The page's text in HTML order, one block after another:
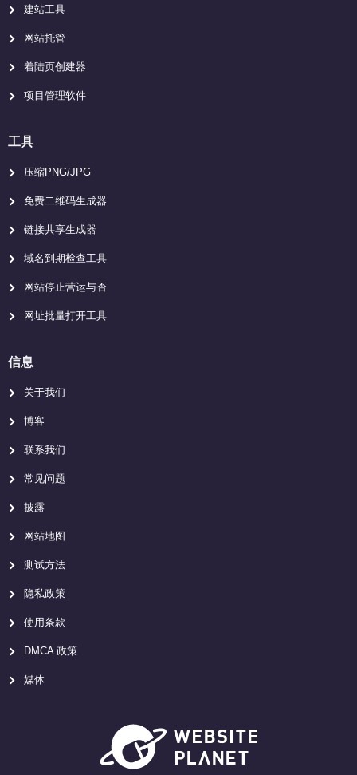
建站工具
网站托管
着陆页创建器
项目管理软件
工具
压缩PNG/JPG
免费二维码生成器
链接共享生成器
域名到期检查工具
网站停止营运与否
网址批量打开工具
信息
关于我们
博客
联系我们
常见问题
披露
网站地图
测试方法
隐私政策
使用条款
DMCA 政策
媒体